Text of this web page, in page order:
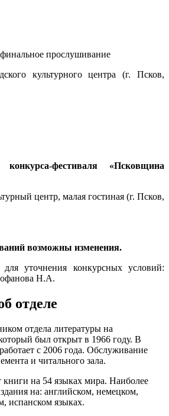
прослушивание
культурного центра (г. Псков,
фестиваля «Псковщина
центр, малая гостиная (г. Псков,
возможны изменения.
уточнения конкурсных условий:
Н.А.
отделе
отдела литературы на
был открыт в 1966 году. В
с 2006 года. Обслуживание
и читального зала.
книги на 54 языках мира. Наиболее
на: английском, немецком,
испанском языках.